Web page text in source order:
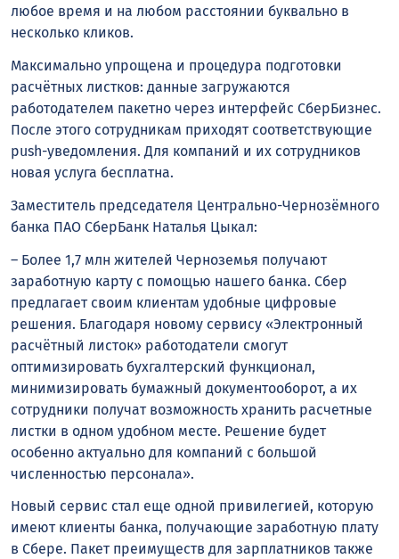
любое время и на любом расстоянии буквально в
несколько кликов.
Максимально упрощена и процедура подготовки
расчётных листков: данные загружаются
работодателем пакетно через интерфейс СберБизнес.
После этого сотрудникам приходят соответствующие
push-уведомления. Для компаний и их сотрудников
новая услуга бесплатна.
Заместитель председателя Центрально-Чернозёмного
банка ПАО СберБанк Наталья Цыкал:
– Более 1,7 млн жителей Черноземья получают
заработную карту с помощью нашего банка. Сбер
предлагает своим клиентам удобные цифровые
решения. Благодаря новому сервису «Электронный
расчётный листок» работодатели смогут
оптимизировать бухгалтерский функционал,
минимизировать бумажный документооборот, а их
сотрудники получат возможность хранить расчетные
листки в одном удобном месте. Решение будет
особенно актуально для компаний с большой
численностью персонала».
Новый сервис стал еще одной привилегией, которую
имеют клиенты банка, получающие заработную плату
в Сбере. Пакет преимуществ для зарплатников также